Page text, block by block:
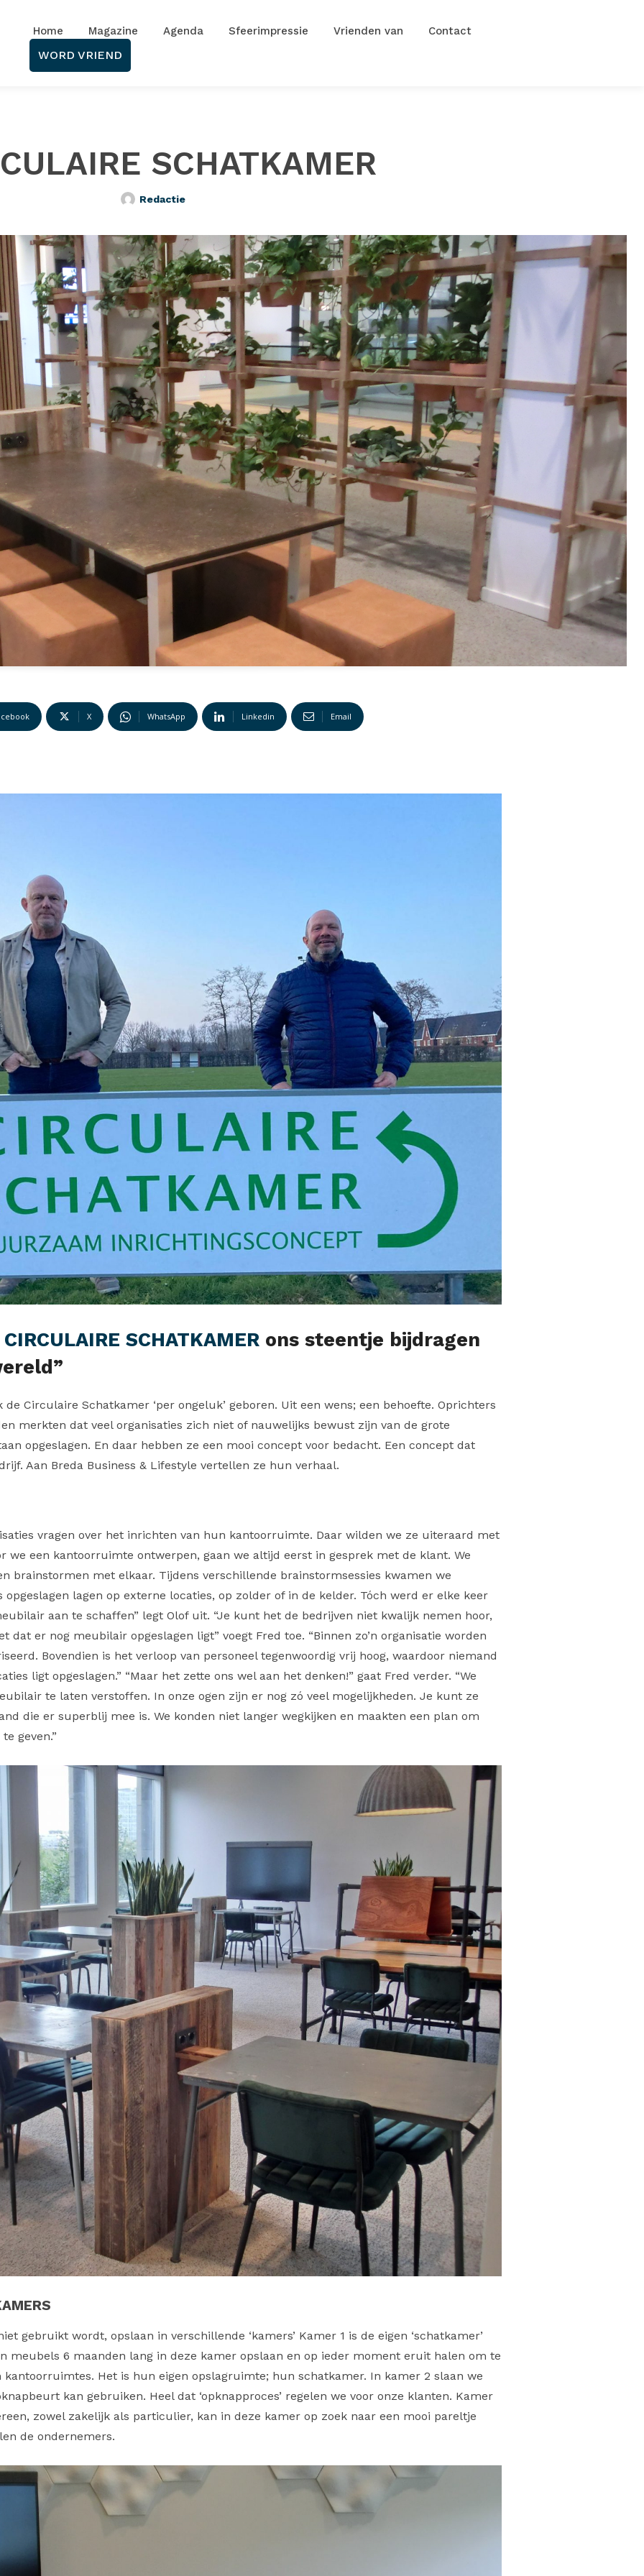
Home Magazine Agenda Sfeerimpressie Vrienden van Contact
WORD VRIEND
SCHATKAMER
Redactie
X WhatsApp Linkedin Email
CIRCULAIRE SCHATKAMER ons steentje bijdragen
Circulaire Schatkamer ‘per ongeluk’ geboren. Uit een wens; een behoefte. Oprichters
merkten dat veel organisaties zich niet of nauwelijks bewust zijn van de grote
opgeslagen. En daar hebben ze een mooi concept voor bedacht. Een concept dat
Aan Breda Business & Lifestyle vertellen ze hun verhaal.
vragen over het inrichten van hun kantoorruimte. Daar wilden we ze uiteraard met
we een kantoorruimte ontwerpen, gaan we altijd eerst in gesprek met de klant. We
brainstormen met elkaar. Tijdens verschillende brainstormsessies kwamen we
opgeslagen lagen op externe locaties, op zolder of in de kelder. Tóch werd er elke keer
aan te schaffen” legt Olof uit. “Je kunt het de bedrijven niet kwalijk nemen hoor,
dat er nog meubilair opgeslagen ligt” voegt Fred toe. “Binnen zo’n organisatie worden
Bovendien is het verloop van personeel tegenwoordig vrij hoog, waardoor niemand
ligt opgeslagen.” “Maar het zette ons wel aan het denken!” gaat Fred verder. “We
te laten verstoffen. In onze ogen zijn er nog zó veel mogelijkheden. Je kunt ze
die er superblij mee is. We konden niet langer wegkijken en maakten een plan om
geven.”
gebruikt wordt, opslaan in verschillende ‘kamers’ Kamer 1 is de eigen ‘schatkamer’
meubels 6 maanden lang in deze kamer opslaan en op ieder moment eruit halen om te
Het is hun eigen opslagruimte; hun schatkamer. In kamer 2 slaan we
kan gebruiken. Heel dat ‘opknapproces’ regelen we voor onze klanten. Kamer
zowel zakelijk als particulier, kan in deze kamer op zoek naar een mooi pareltje
de ondernemers.